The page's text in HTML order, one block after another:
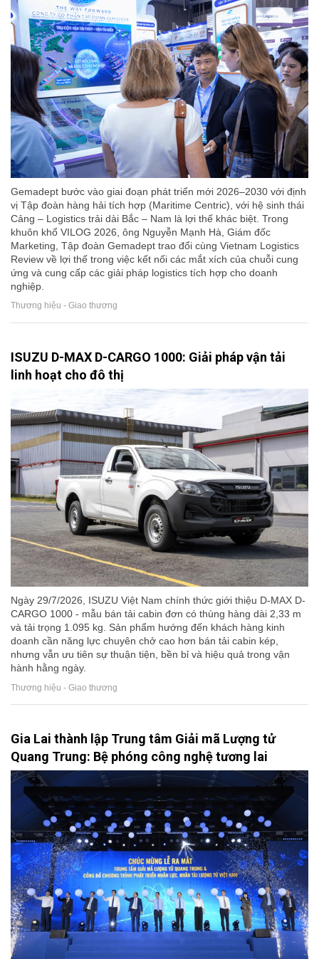
Gemadept bước vào giai đoạn phát triển mới 2026–2030 với định
vị Tập đoàn hàng hải tích hợp (Maritime Centric), với hệ sinh thái
Cảng – Logistics trải dài Bắc – Nam là lợi thế khác biệt. Trong
khuôn khổ VILOG 2026, ông Nguyễn Mạnh Hà, Giám đốc
Marketing, Tập đoàn Gemadept trao đổi cùng Vietnam Logistics
Review về lợi thế trong việc kết nối các mắt xích của chuỗi cung
ứng và cung cấp các giải pháp logistics tích hợp cho doanh
nghiệp.
Thương hiệu - Giao thương
ISUZU D-MAX D-CARGO 1000: Giải pháp vận tải
linh hoạt cho đô thị
Ngày 29/7/2026, ISUZU Việt Nam chính thức giới thiệu D-MAX D-
CARGO 1000 - mẫu bán tải cabin đơn có thùng hàng dài 2,33 m
và tải trọng 1.095 kg. Sản phẩm hướng đến khách hàng kinh
doanh cần năng lực chuyên chở cao hơn bán tải cabin kép,
nhưng vẫn ưu tiên sự thuận tiện, bền bỉ và hiệu quả trong vận
hành hằng ngày.
Thương hiệu - Giao thương
Gia Lai thành lập Trung tâm Giải mã Lượng tử
Quang Trung: Bệ phóng công nghệ tương lai